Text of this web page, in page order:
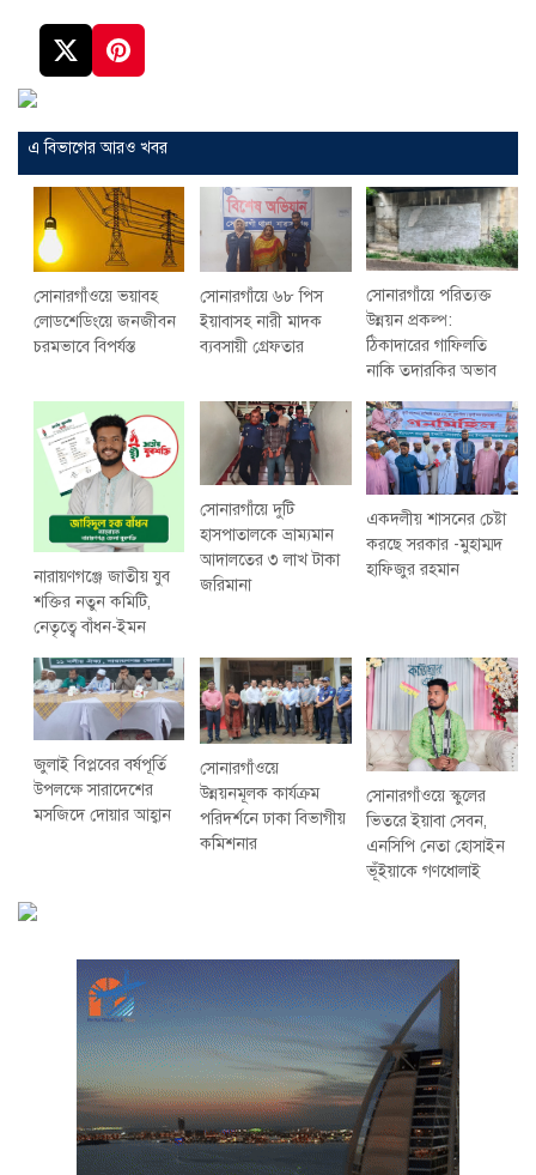
এ বিভাগের আরও খবর
সোনারগাঁওয়ে ভয়াবহ
লোডশেডিংয়ে জনজীবন
চরমভাবে বিপর্যস্ত
সোনারগাঁয়ে ৬৮ পিস
ইয়াবাসহ নারী মাদক
ব্যবসায়ী গ্রেফতার
সোনারগাঁয়ে পরিত্যক্ত
উন্নয়ন প্রকল্প:
ঠিকাদারের গাফিলতি
নাকি তদারকির অভাব
নারায়ণগঞ্জে জাতীয় যুব
শক্তির নতুন কমিটি,
নেতৃত্বে বাঁধন-ইমন
সোনারগাঁয়ে দুটি
হাসপাতালকে ভ্রাম্যমান
আদালতের ৩ লাখ টাকা
জরিমানা
একদলীয় শাসনের চেষ্টা
করছে সরকার -মুহাম্মদ
হাফিজুর রহমান
জুলাই বিপ্লবের বর্ষপূর্তি
উপলক্ষে সারাদেশের
মসজিদে দোয়ার আহ্বান
সোনারগাঁওয়ে
উন্নয়নমূলক কার্যক্রম
পরিদর্শনে ঢাকা বিভাগীয়
কমিশনার
সোনারগাঁওয়ে স্কুলের
ভিতরে ইয়াবা সেবন,
এনসিপি নেতা হোসাইন
ভূঁইয়াকে গণধোলাই